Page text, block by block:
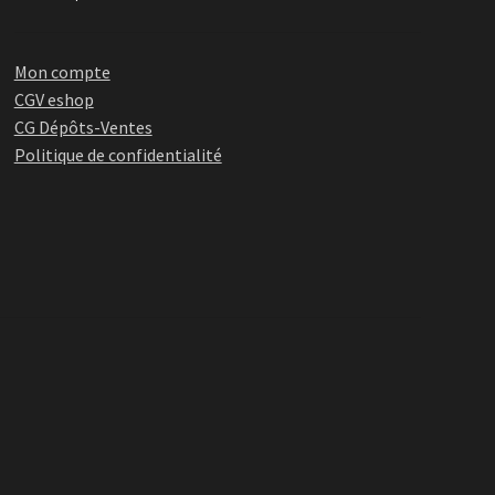
Mon compte
CGV eshop
CG Dépôts-Ventes
Politique de confidentialité